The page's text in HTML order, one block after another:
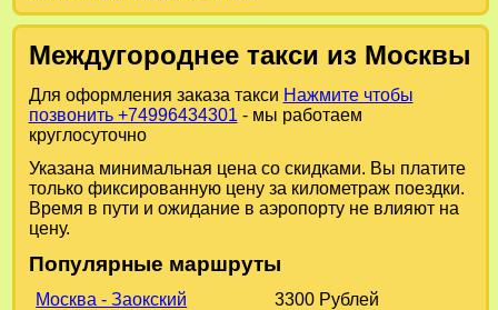
Междугороднее такси из Москвы
Для оформления заказа такси Нажмите чтобы
позвонить +74996434301 - мы работаем
круглосуточно
Указана минимальная цена со скидками. Вы платите
только фиксированную цену за километраж поездки.
Время в пути и ожидание в аэропорту не влияют на
цену.
Популярные маршруты
Москва - Заокский
3300 Рублей